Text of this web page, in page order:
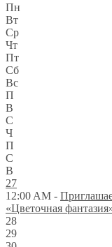
Пн
Вт
Ср
Чт
Пт
Сб
Вс
П
В
С
Ч
П
С
В
27
12:00 AM -
«Цветочная
28
29